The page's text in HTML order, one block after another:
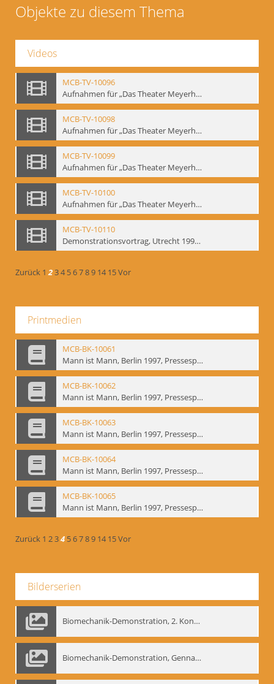
Objekte zu diesem Thema
Videos
MCB-TV-10096
Aufnahmen für „Das Theater Meyerholds und die Biomechanik“ (6). Biomechanische Grundelemente und szenische Umsetzung, Ausschnitt 2 - Interne Signatur: BM-vid-6_A2
MCB-TV-10098
Aufnahmen für „Das Theater Meyerholds und die Biomechanik“ (7). Biomechanische Etüden – Detailstudien, Ausschnitt 1 - Interne Signatur: BM-vid-7_A1
MCB-TV-10099
Aufnahmen für „Das Theater Meyerholds und die Biomechanik“ (7). Biomechanische Etüden – Detailstudien, Ausschnitt 2 - Interne Signatur: BM-vid-7_A2
MCB-TV-10100
Aufnahmen für „Das Theater Meyerholds und die Biomechanik“ (7). Biomechanische Etüden – Detailstudien, Ausschnitt 3 - Interne Signatur: BM-vid-7_A3
MCB-TV-10110
Demonstrationsvortrag, Utrecht 1991 (1) - Interne Signatur: BM-vid-17
Zurück 1 234 56789 14 15Vor
Printmedien
MCB-BK-10061
Mann ist Mann, Berlin 1997, Pressespiegel - interne Signatur: BM-prt-262-9
MCB-BK-10062
Mann ist Mann, Berlin 1997, Pressespiegel - interne Signatur: BM-prt-262-10
MCB-BK-10063
Mann ist Mann, Berlin 1997, Pressespiegel - interne Signatur: BM-prt-262-11
MCB-BK-10064
Mann ist Mann, Berlin 1997, Pressespiegel - interne Signatur: BM-prt-262-12
MCB-BK-10065
Mann ist Mann, Berlin 1997, Pressespiegel - interne Signatur: BM-prt-262-13
Zurück 1 234 56789 14 15Vor
Bilderserien
Biomechanik-Demonstration, 2. Kongress der EMF, Mai 1995
Biomechanik-Demonstration, Gennadij Bogdanow im Berliner Ensemble, 04.10.1991